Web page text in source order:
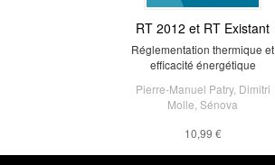
RT 2012 et RT Existant
Réglementation thermique et
efficacité énergétique
Pierre-Manuel Patry, Dimitri
Molle Sénova
10,99 €